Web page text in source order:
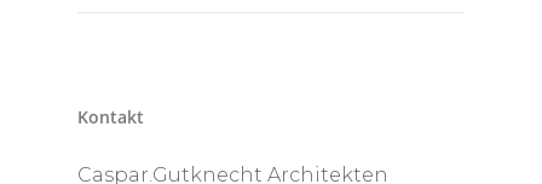
Kontakt
Caspar.Gutknecht Architekten